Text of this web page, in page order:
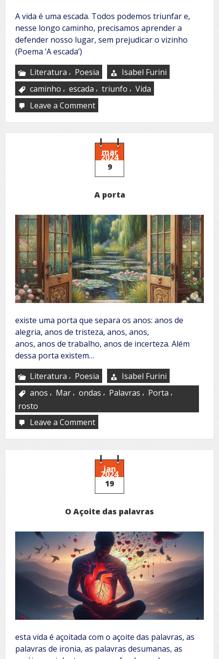
A vida é uma escada. Todos podemos triunfar e,
nesse longo caminho, precisamos aprender a
defender nosso lugar, sem prejudicar o vizinho
(Poema ‘A escada’)
Literatura , Poesia
Isabel Furini
caminho , escada , triunfo , Vida
Leave a Commenton
escada
mar
2024
9
A porta
existe uma porta que separa os anos: anos de
alegria, anos de tristeza, anos, anos,
anos, anos de trabalho, anos de incerteza. Além
dessa porta existem…
Literatura , Poesia
Isabel Furini
anos , Mar , ondas , Palavras , Porta ,
rosto
Leave a Commenton
porta
jan
2024
19
O Açoite das palavras
esta vida é açoitada com o açoite das palavras, as
palavras de ironia, as palavras desumanas, as